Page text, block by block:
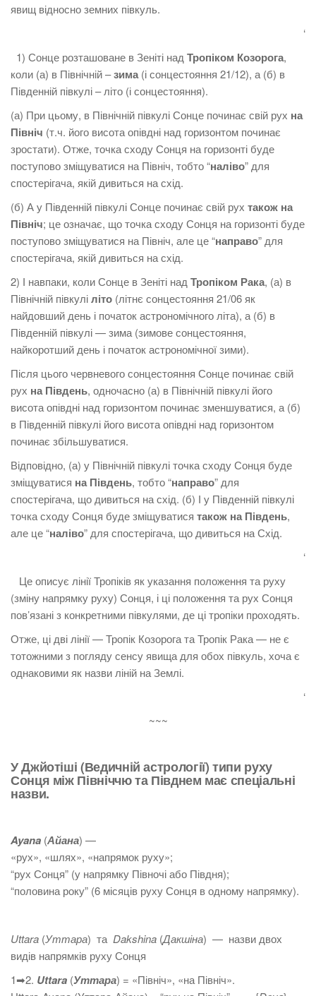
явищ відносно земних півкуль.
‘
1) Сонце розташоване в Зеніті над Тропіком Козорога,
коли (а) в Північній –зима (і сонцестояння 21/12), а (б) в
Південній півкулі – літо (і сонцестояння).
(а) При цьому, в Північній півкулі Сонце починає свій рух на
Північ (т.ч. його висота опівдні над горизонтом починає
зростати). Отже, точка сходу Сонця на горизонті буде
поступово зміщуватися на Північ, тобто “наліво” для
спостерігача, якій дивиться на схід.
(б) А у Південній півкулі Сонце починає свій рух також на
Північ; це означає, що точка сходу Сонця на горизонті буде
поступово зміщуватися на Північ, але це “направо” для
спостерігача, якій дивиться на схід.
2) І навпаки, коли Сонце в Зеніті над Тропіком Рака, (а) в
Північній півкуліліто (літнє сонцестояння 21/06 як
найдовший день і початок астрономічного літа), а (б) в
Південній півкулі — зима (зимове сонцестояння,
найкоротший день і початок астрономічної зими).
Після цього червневого сонцестояння Сонце починає свій
рух на Південь, одночасно (а) в Північній півкулі його
висота опівдні над горизонтом починає зменшуватися, а (б)
в Південній півкулі його висота опівдні над горизонтом
починає збільшуватися.
Відповідно, (а) у Північній півкулі точка сходу Сонця буде
зміщуватися на Південь, тобто “направо” для
спостерігача, що дивиться на схід. (б) І у Південній півкулі
точка сходу Сонця буде зміщуватися також на Південь,
але це “наліво” для спостерігача, що дивиться на Схід.
‘
Це описує лінії Тропіків як указання положення та руху
(зміну напрямку руху) Сонця, і ці положення та рух Сонця
пов’язані з конкретними півкулями, де ці тропіки проходять.
Отже, ці дві лінії — Тропік Козорога та Тропік Рака — не є
тотожними з погляду сенсу явища для обох півкуль, хоча є
однаковими як назви ліній на Землі.
‘
~~~
У Джйотіші (Ведичній астрології) типи руху
Сонця між Північчю та Півднем має спеціальні
назви.
Ayana (Айана) —
«рух», «шлях», «напрямок руху»;
“рух Сонця” (у напрямку Півночі або Півдня);
“половина року” (6 місяців руху Сонця в одному напрямку).
Uttara (Уттара) та Dakshina (Дакшіна) — назви двох
видів напрямків руху Сонця
1➡2. Uttara (Уттара) = «Північ», «на Північ».